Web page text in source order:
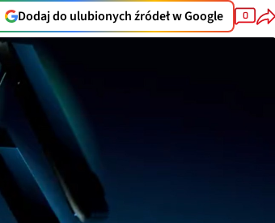
Dodaj do ulubionych źródeł w Google 0